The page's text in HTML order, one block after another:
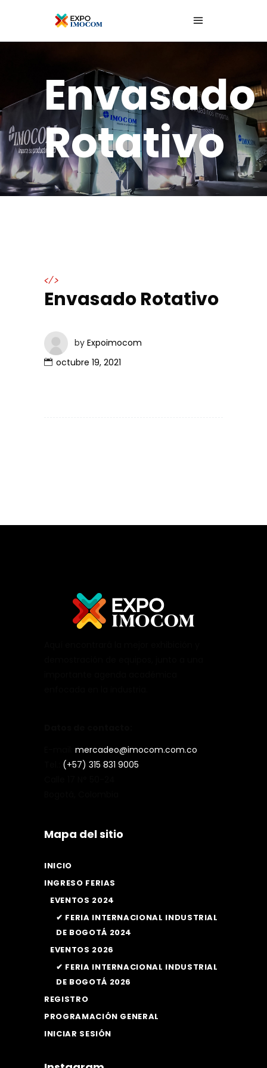
Envasado
Rotativo
</>
Envasado Rotativo
by Expoimocom
octubre 19, 2021
mercadeo@imocom.com.co
(+57) 315 831 9005
Mapa del sitio
INICIO
INGRESO FERIAS
EVENTOS 2024
✔ FERIA INTERNACIONAL INDUSTRIAL
DE BOGOTÁ 2024
EVENTOS 2026
✔ FERIA INTERNACIONAL INDUSTRIAL
DE BOGOTÁ 2026
REGISTRO
PROGRAMACIÓN GENERAL
INICIAR SESIÓN